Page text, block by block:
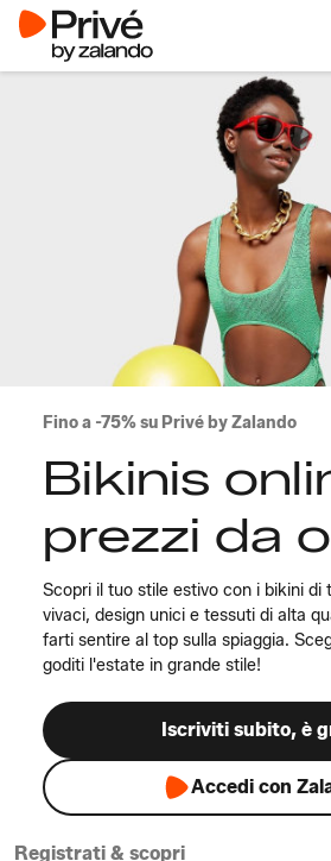
Fino a -75% su Privé by Zalando
Bikinis
prezzi da
Scopri il tuo stile estivo con i bikini di
vivaci, design unici e tessuti di alta
farti sentire al top sulla spiaggia.
goditi l'estate in grande stile!
Iscriviti subito, è
Accedi con
Registrati & scopri